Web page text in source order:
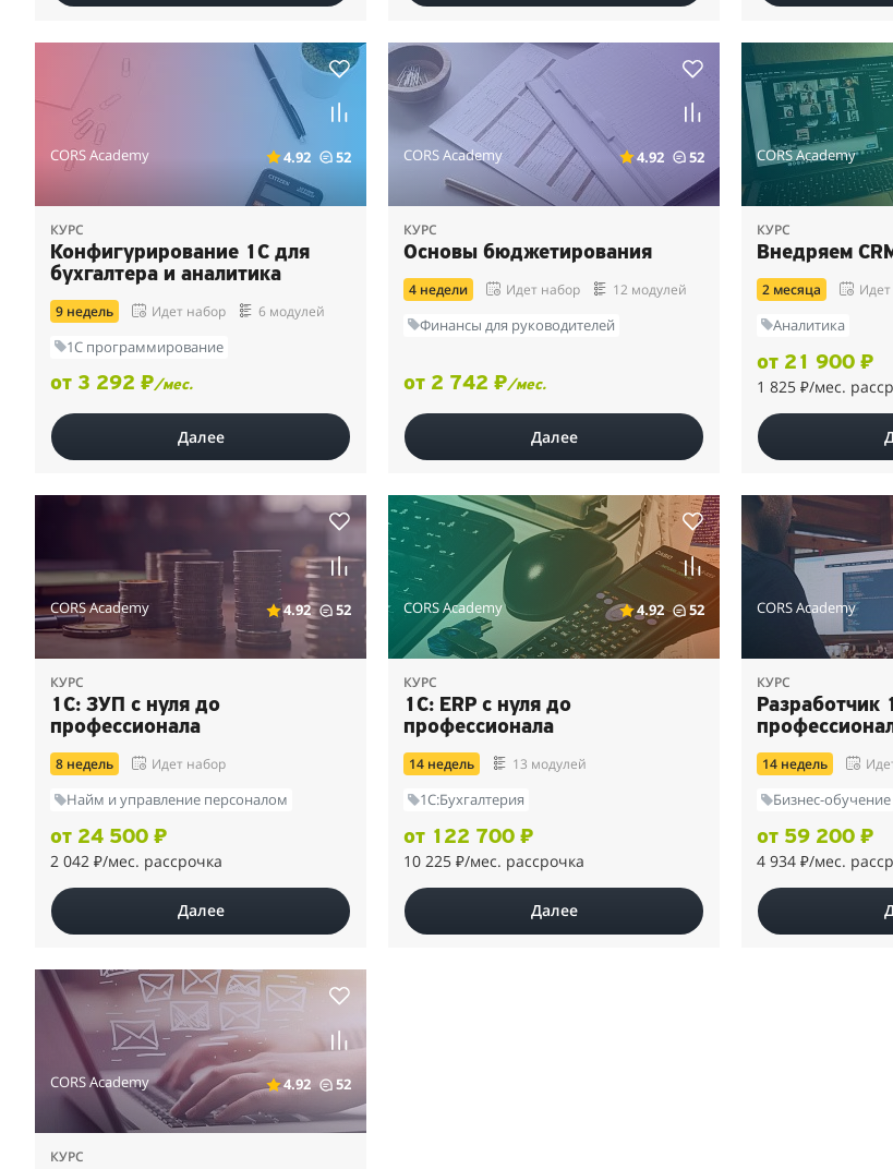
CORS Academy 4.92 52
КУРС
Конфигурирование 1С для
бухгалтера и аналитика
9 недель Идет набор 6 модулей
1С программирование
от 3 292 ₽/мес.
Далее
CORS Academy 4.92 52
КУРС
Основы бюджетирования
4 недели Идет набор 12 модулей
Финансы для руководителей
от 2 742 ₽/мес.
Далее
CORS Academy
КУРС
Внедряем
2 месяца
Аналитика
от 21 900 ₽
1 825 ₽/мес.
CORS Academy 4.92 52
КУРС
1С: ЗУП с нуля до
профессионала
8 недель Идет набор
Найм и управление персоналом
от 24 500 ₽
2 042 ₽/мес. рассрочка
Далее
CORS Academy 4.92 52
КУРС
1С: ERP с нуля до
профессионала
14 недель 13 модулей
1C:Бухгалтерия
от 122 700 ₽
10 225 ₽/мес. рассрочка
Далее
CORS Academy
КУРС
Разработчик
14 недель
Бизнес-обучение
от 59 200 ₽
4 934 ₽/мес.
CORS Academy 4.92 52
КУРС